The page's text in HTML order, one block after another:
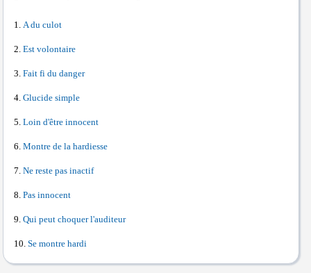
A du culot
Est volontaire
Fait fi du danger
Glucide simple
Loin d'être innocent
Montre de la hardiesse
Ne reste pas inactif
Pas innocent
Qui peut choquer l'auditeur
Se montre hardi